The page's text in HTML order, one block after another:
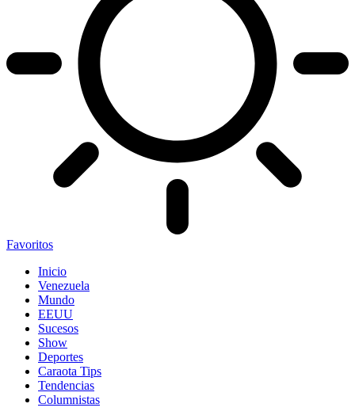
Favoritos
Inicio
Venezuela
Mundo
EEUU
Sucesos
Show
Deportes
Caraota Tips
Tendencias
Columnistas